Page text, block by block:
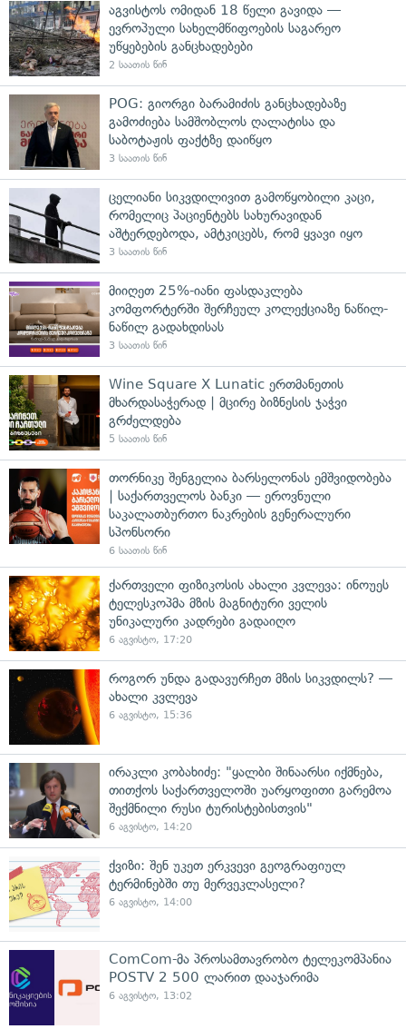
აგვისტოს ომიდან 18 წელი გავიდა —
ევროპული სახელმწიფოების საგარეო
უწყებების განცხადებები
2 საათის წინ
POG: გიორგი ბარამიძის განცხადებაზე
გამოძიება სამშობლოს ღალატისა და
საბოტაჟის ფაქტზე დაიწყო
3 საათის წინ
ცელიანი სიკვდილივით გამოწყობილი კაცი,
რომელიც პაციენტებს სახურავიდან
აშტერდებოდა, ამტკიცებს, რომ ყვავი იყო
3 საათის წინ
მიიღეთ 25%-იანი ფასდაკლება
კომფორტერში შერჩეულ კოლექციაზე ნაწილ-
ნაწილ გადახდისას
3 საათის წინ
Wine Square X Lunatic ერთმანეთის
მხარდასაჭერად | მცირე ბიზნესის ჯაჭვი
გრძელდება
5 საათის წინ
თორნიკე შენგელია ბარსელონას ემშვიდობება
| საქართველოს ბანკი — ეროვნული
საკალათბურთო ნაკრების გენერალური
სპონსორი
6 საათის წინ
ქართველი ფიზიკოსის ახალი კვლევა: ინოუეს
ტელესკოპმა მზის მაგნიტური ველის
უნიკალური კადრები გადაიღო
6 აგვისტო, 17:20
როგორ უნდა გადავურჩეთ მზის სიკვდილს? —
ახალი კვლევა
6 აგვისტო, 15:36
ირაკლი კობახიძე: "ყალბი შინაარსი იქმნება,
თითქოს საქართველოში უარყოფითი გარემოა
შექმნილი რუსი ტურისტებისთვის"
6 აგვისტო, 14:20
ქვიზი: შენ უკეთ ერკვევი გეოგრაფიულ
ტერმინებში თუ მერვეკლასელი?
6 აგვისტო, 14:00
ComCom-მა პროსამთავრობო ტელეკომპანია
POSTV 2 500 ლარით დააჯარიმა
6 აგვისტო, 13:02